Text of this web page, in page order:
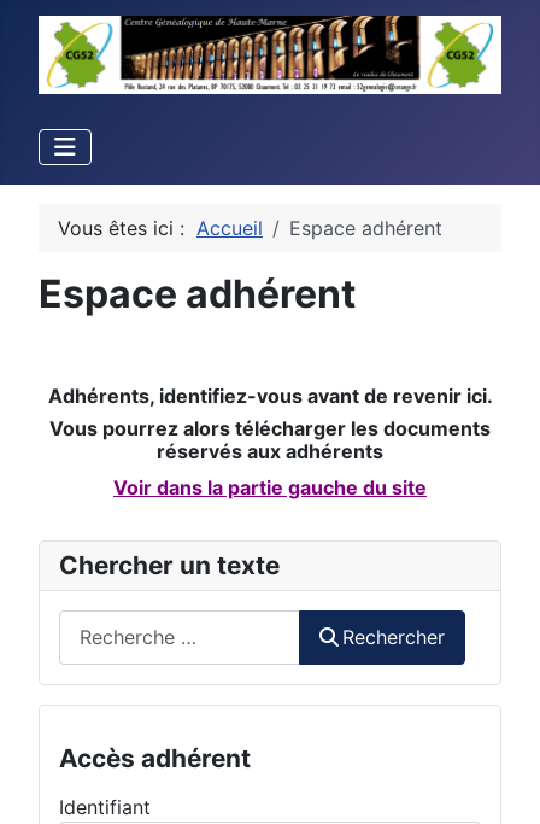
Chercher un texte
Rechercher
Accès adhérent
Identifiant
Vous êtes ici : Accueil Espace adhérent
Espace adhérent
Adhérents, identifiez-vous avant de revenir ici.
Vous pourrez alors télécharger les documents
réservés aux adhérents
Voir dans la partie gauche du site